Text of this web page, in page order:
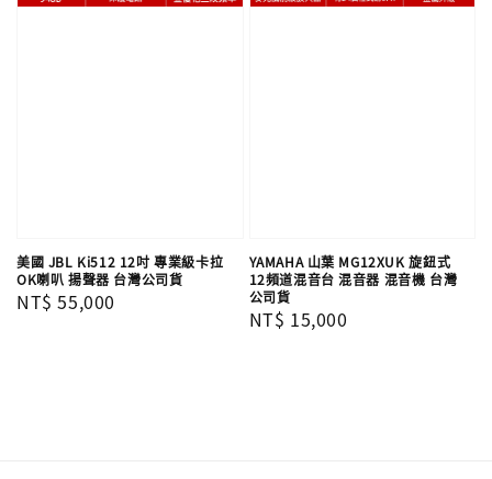
美國 JBL Ki512 12吋 專業級卡拉
OK喇叭 揚聲器 台灣公司貨
Regular
NT$ 55,000
YAMAHA 山葉 MG12XUK 旋鈕式
12頻道混音台 混音器 混音機 台灣
公司貨
Regular
NT$ 15,000